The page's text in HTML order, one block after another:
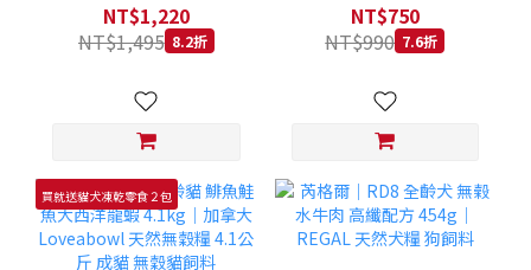
內/結紮貓 雞肉石榴 1.5KG
NT$1,220
NT$1,495 8.2折
臭 40LB｜Cat Litter 40磅
士
NT$750
NT$990 7.6折
買就送貓犬凍乾零食２包